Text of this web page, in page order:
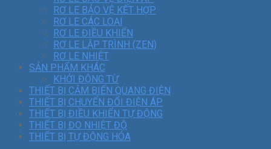
RƠ LE BẢO VỆ KẾT HỢP
RƠ LE CÁC LOẠI
RƠ LE ĐIỀU KHIỂN
RƠ LE LẬP TRÌNH (ZEN)
RƠ LE NHIỆT
SẢN PHẨM KHÁC
KHỞI ĐỘNG TỪ
THIẾT BỊ CẢM BIẾN QUANG ĐIỆN
THIẾT BỊ CHUYỂN ĐỔI ĐIỆN ÁP
THIẾT BỊ ĐIỀU KHIỂN TỰ ĐỘNG
THIẾT BỊ ĐO NHIỆT ĐỘ
THIẾT BỊ TỰ ĐỘNG HÓA